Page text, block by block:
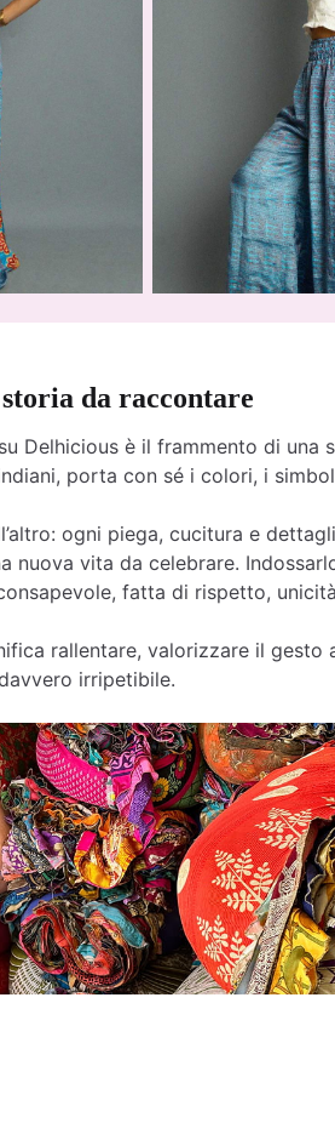
da raccontare
Delhicious è il frammento di una
porta con sé i colori, i
ogni piega, cucitura e
nuova vita da celebrare.
fatta di rispetto,
rallentare, valorizzare il gesto
irripetibile.